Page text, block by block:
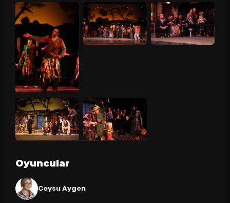
Oyuncular
Ceysu Aygen